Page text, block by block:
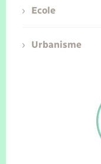
Ecole
Urbanisme